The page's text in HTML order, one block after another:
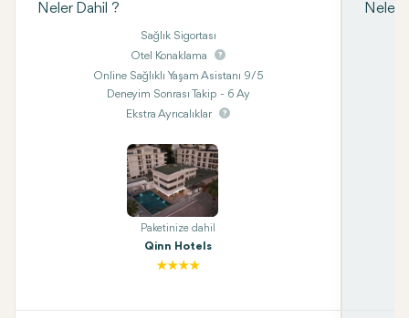
Neler Dahil ?
Sağlık Sigortası
Otel Konaklama
Online Sağlıklı Yaşam Asistanı 9/5
Deneyim Sonrası Takip - 6 Ay
Ekstra Ayrıcalıklar
Paketinize dahil
Qinn Hotels
Neler